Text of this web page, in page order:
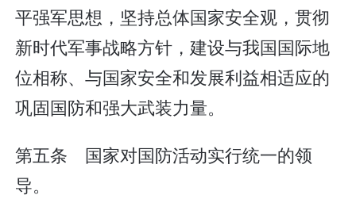
平强军思想，坚持总体国家安全观，贯彻
新时代军事战略方针，建设与我国国际地
位相称、与国家安全和发展利益相适应的
巩固国防和强大武装力量。
第五条 国家对国防活动实行统一的领
导。